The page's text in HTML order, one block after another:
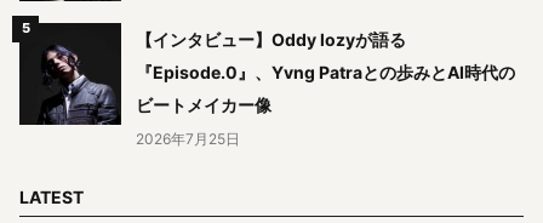
【インタビュー】Oddy lozyが語る
『Episode.0』、Yvng Patraとの歩みとAI時代の
ビートメイカー像
2026年7月25日
LATEST